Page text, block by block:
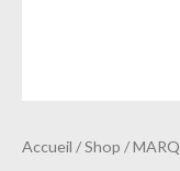
Accueil /Shop /